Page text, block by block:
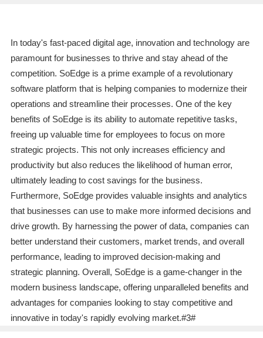
In today's fast-paced digital age, innovation and technology are
paramount for businesses to thrive and stay ahead of the
competition. SoEdge is a prime example of a revolutionary
software platform that is helping companies to modernize their
operations and streamline their processes. One of the key
benefits of SoEdge is its ability to automate repetitive tasks,
freeing up valuable time for employees to focus on more
strategic projects. This not only increases efficiency and
productivity but also reduces the likelihood of human error,
ultimately leading to cost savings for the business.
Furthermore, SoEdge provides valuable insights and analytics
that businesses can use to make more informed decisions and
drive growth. By harnessing the power of data, companies can
better understand their customers, market trends, and overall
performance, leading to improved decision-making and
strategic planning. Overall, SoEdge is a game-changer in the
modern business landscape, offering unparalleled benefits and
advantages for companies looking to stay competitive and
innovative in today's rapidly evolving market.#3#